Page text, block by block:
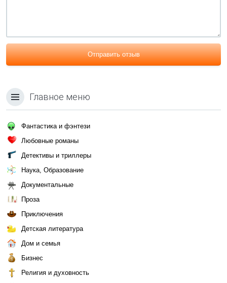
Отправить отзыв
Главное меню
Фантастика и фэнтези
Любовные романы
Детективы и триллеры
Наука, Образование
Документальные
Проза
Приключения
Детская литература
Дом и семья
Бизнес
Религия и духовность